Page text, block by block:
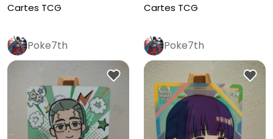
Cartes TCG
Cartes TCG
Poke7th Poke7th